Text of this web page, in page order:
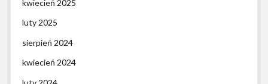
kwiecień 2025
luty 2025
sierpień 2024
kwiecień 2024